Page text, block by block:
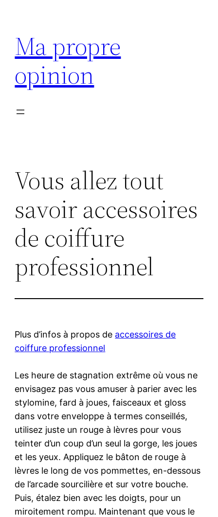
contenu
Ma propre
opinion
Vous allez tout
savoir accessoires
de coiffure
professionnel
Plus d’infos à propos de accessoires de
coiffure professionnel
Les heure de stagnation extrême où vous ne
envisagez pas vous amuser à parier avec les
stylomine, fard à joues, faisceaux et gloss
dans votre enveloppe à termes conseillés,
utilisez juste un rouge à lèvres pour vous
teinter d’un coup d’un seul la gorge, les joues
et les yeux. Appliquez le bâton de rouge à
lèvres le long de vos pommettes, en-dessous
de l’arcade sourcilière et sur votre bouche.
Puis, étalez bien avec les doigts, pour un
miroitement rompu. Maintenant que vous le